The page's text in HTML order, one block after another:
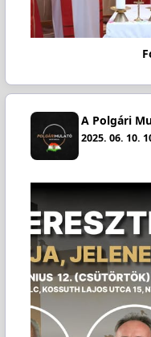
A Polgári
2025. 06. 10.